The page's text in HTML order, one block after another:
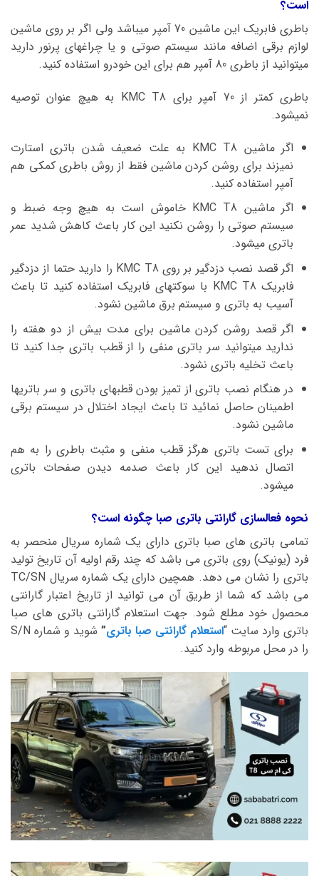
است؟
باطری فابریک این ماشین 70 آمپر میباشد ولی اگر بر روی ماشین
لوازم برقی اضافه مانند سیستم صوتی و یا چراغهای پرنور دارید
میتوانید از باطری 80 آمپر هم برای این خودرو استفاده کنید.
باطری کمتر از 70 آمپر برای KMC T8 به هیچ عنوان توصیه
نمیشود.
اگر ماشین KMC T8 به علت ضعیف شدن باتری استارت
نمیزند برای روشن کردن ماشین فقط از روش باطری کمکی هم
آمپر استفاده کنید.
اگر ماشین KMC T8 خاموش است به هیچ وجه ضبط و
سیستم صوتی را روشن نکنید این کار باعث کاهش شدید عمر
باتری میشود.
اگر قصد نصب دزدگیر بر روی KMC T8 را دارید حتما از دزدگیر
فابریک KMC T8 با سوکتهای فابریک استفاده کنید تا باعث
آسیب به باتری و سیستم برق ماشین نشود.
اگر قصد روشن کردن ماشین برای مدت بیش از دو هفته را
ندارید میتوانید سر باتری منفی را از قطب باتری جدا کنید تا
باعث تخلیه باتری نشود.
در هنگام نصب باتری از تمیز بودن قطبهای باتری و سر باتریها
اطمینان حاصل نمائید تا باعث ایجاد اختلال در سیستم برقی
ماشین نشود.
برای تست باتری هرگز قطب منفی و مثبت باطری را به هم
اتصال ندهید این کار باعث صدمه دیدن صفحات باتری
میشود.
نحوه فعالسازی گارانتی باتری صبا چگونه است؟
تمامی باتری های صبا باتری دارای یک شماره سریال منحصر به
فرد (یونیک) روی باتری می باشد که چند رقم اولیه آن تاریخ تولید
باتری را نشان می دهد. همچین دارای یک شماره سریال TC/SN
می باشد که شما از طریق آن می توانید از تاریخ اعتبار گارانتی
محصول خود مطلع شود. جهت استعلام گارانتی باتری های صبا
باتری وارد سایت “استعلام گارانتی صبا باتری”
شوید و شماره S/N
را در محل مربوطه وارد کنید.